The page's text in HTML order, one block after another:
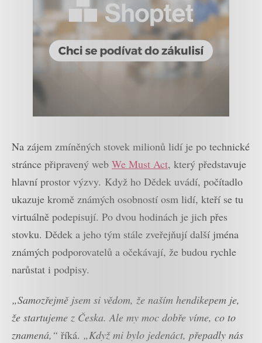
Na zájem zmíněných stovek milionů lidí je po technické
stránce připravený web We Must Act, který představuje
hlavní prostor výzvy. Když ho Dědek uvádí, počítadlo
ukazuje kromě známých osobností osm lidí, kteří se tu
virtuálně podepisují. Po dvou hodinách je jich přes
stovku. Dědek a jeho tým stále zveřejňují další jména
známých podporovatelů a očekávají, že budou rychle
narůstat i podpisy.
„Samozřejmě jsem si vědom, že naším hendikepem je,
že startujeme z Česka. Ale my moc dobře víme, co to
znamená,“ říká. „Když mi bylo jedenáct, přepadly nás